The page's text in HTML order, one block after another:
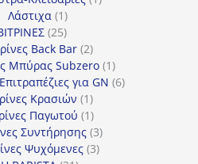
Λάστιχα 11
προϊόν
2525
προϊόντα
Back Bar 22
προϊόντα
Mπύρας Subzero 11
προϊόν
για GN 66
Κρασιών 11
προϊόν
Παγωτού 11
προϊόν
Συντήρησης 33
προϊόντα
Ψυχόμενες 33